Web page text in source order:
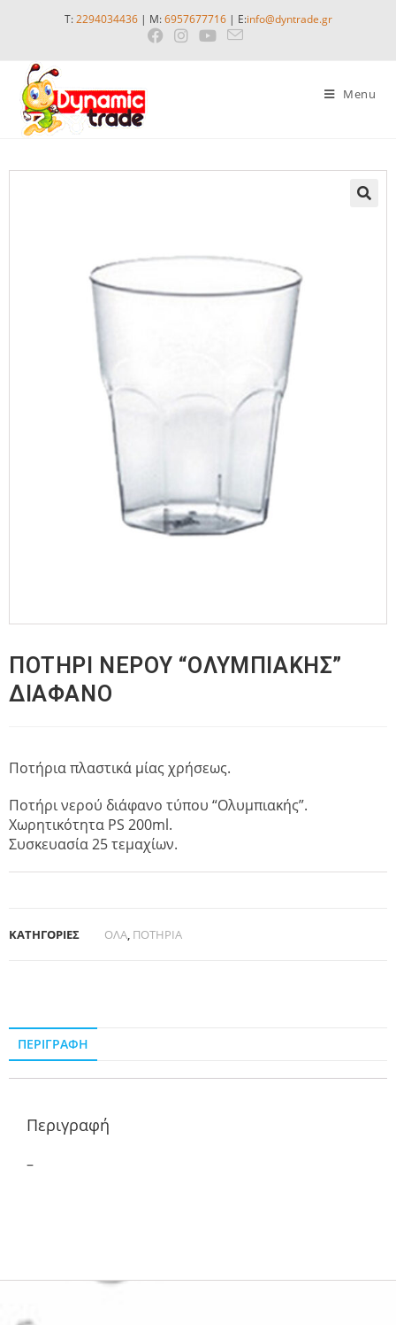
T:2294034436| M:6957677716| E:info@dyntrade.gr
Menu
ΠΟΤΗΡΙ ΝΕΡΟΥ “ΟΛΥΜΠΙΑΚΗΣ”
ΔΙΑΦΑΝΟ
Ποτήρια πλαστικά μίας χρήσεως.
Ποτήρι νερού διάφανο τύπου “Ολυμπιακής”.
Χωρητικότητα PS 200ml.
Συσκευασία 25 τεμαχίων.
ΚΑΤΗΓΟΡΙΕΣ ΟΛΑ, ΠΟΤΗΡΙΑ
ΠΕΡΙΓΡΑΦΉ
Περιγραφή
–